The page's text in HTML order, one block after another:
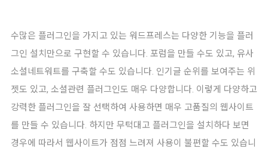
수많은 플러그인을 가지고 있는 워드프레스는 다양한 기능을 플러
그인 설치만으로 구현할 수 있습니다. 포럼을 만들 수도 있고, 유사
소셜네트워트를 구축할 수도 있습니다. 인기글 순위를 보여주는 위
젯도 있고, 소셜관련 플러그인도 매우 다양합니다. 이렇게 다양하고
강력한 플러그인을 잘 선택하여 사용하면 매우 고품질의 웹사이트
를 만들 수 있습니다. 하지만 무턱대고 플러그인을 설치하다 보면
경우에 따라서 웹사이트가 점점 느려져 사용이 불편할 수도 있습니